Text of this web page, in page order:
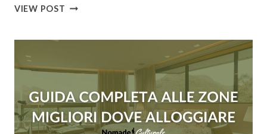
VIEW POST COSA
4
ITINERARIO,
MAPPA
E